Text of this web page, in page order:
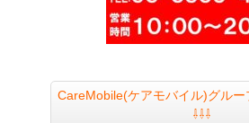
CareMobile(ケアモバイル)グルー
⇩⇩⇩